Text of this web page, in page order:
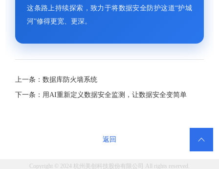
这条路上持续探索，致力于将数据安全防护这道“护城
河”修得更宽、更深。
上一条：数据库防火墙系统
下一条：用AI重新定义数据安全监测，让数据安全变简单
返回
Copyright © 2024 杭州美创科技股份有限公司 All rights reserved.
